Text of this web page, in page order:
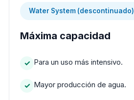
Water System (descontinuado)
Máxima capacidad
Para un uso más intensivo.
Mayor producción de agua.